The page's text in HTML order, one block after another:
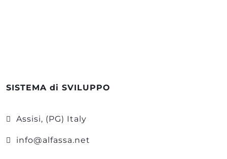
SISTEMA di SVILUPPO
Assisi, (PG) Italy
info@alfassa.net